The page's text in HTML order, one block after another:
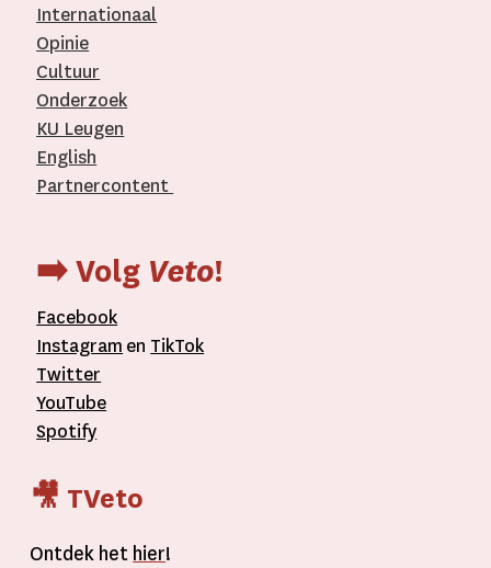
Internationaal­
Opinie
Cultuur
Onderzoek
KU Leugen
English
Partnercontent
➡️ Volg Veto!
Facebook
Instagram en TikTok
Twitter
YouTube
Spotify
🎥 TVeto
Ontdek het hier!